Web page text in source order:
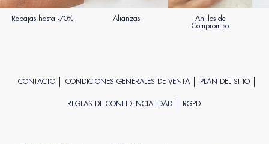
Rebajas hasta -70% Alianzas Anillos de
Compromiso
CONTACTO CONDICIONES GENERALES DE VENTA PLAN DEL SITIO
REGLAS DE CONFIDENCIALIDAD RGPD